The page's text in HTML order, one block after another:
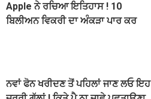
Apple ਨੇ ਰਚਿਆ ਇਤਿਹਾਸ ! 10
ਬਿਲੀਅਨ ਵਿਕਰੀ ਦਾ ਅੰਕੜਾ ਪਾਰ ਕਰ
ਨਵਾਂ ਫੋਨ ਖਰੀਦਣ ਤੋਂ ਪਹਿਲਾਂ ਜਾਣ ਲਓ ਇਹ